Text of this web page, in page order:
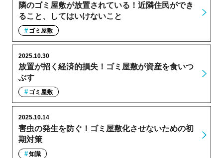
隣のゴミ屋敷が放置されている！近隣住民ができ
ること、してはいけないこと
ゴミ屋敷
放置が招く経済的損失！ゴミ屋敷が資産を食いつ
ぶす
2025.10.30
ゴミ屋敷
害虫の発生を防ぐ！ゴミ屋敷化させないための初
期対策
2025.10.14
知識